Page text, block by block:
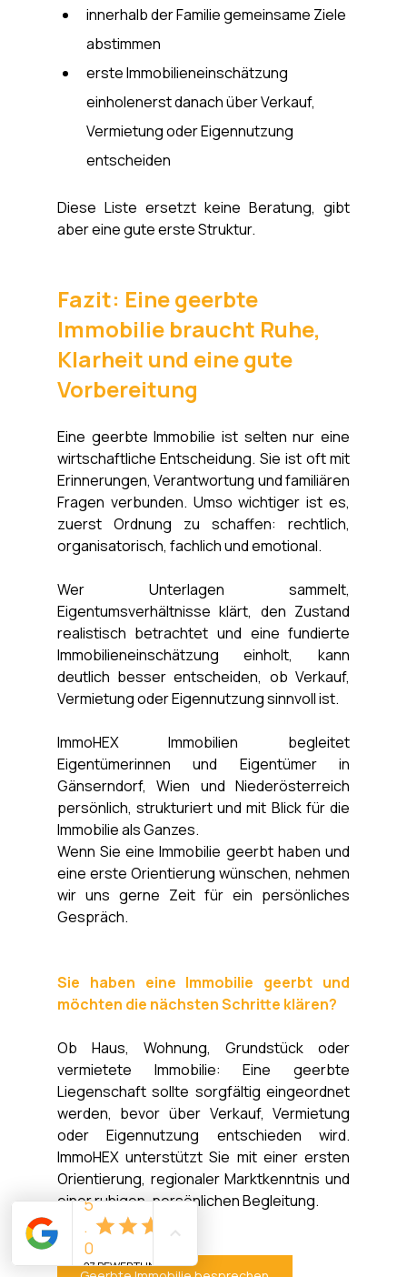
innerhalb der Familie gemeinsame Ziele
abstimmen
erste Immobilieneinschätzung
einholenerst danach über Verkauf,
Vermietung oder Eigennutzung
entscheiden
Diese Liste ersetzt keine Beratung, gibt
aber eine gute erste Struktur.
Fazit: Eine geerbte
Immobilie braucht Ruhe,
Klarheit und eine gute
Vorbereitung
Eine geerbte Immobilie ist selten nur eine
wirtschaftliche Entscheidung. Sie ist oft mit
Erinnerungen, Verantwortung und familiären
Fragen verbunden. Umso wichtiger ist es,
zuerst Ordnung zu schaffen: rechtlich,
organisatorisch, fachlich und emotional.
Wer Unterlagen sammelt,
Eigentumsverhältnisse klärt, den Zustand
realistisch betrachtet und eine fundierte
Immobilieneinschätzung einholt, kann
deutlich besser entscheiden, ob Verkauf,
Vermietung oder Eigennutzung sinnvoll ist.
ImmoHEX Immobilien begleitet
Eigentümerinnen und Eigentümer in
Gänserndorf, Wien und Niederösterreich
persönlich, strukturiert und mit Blick für die
Immobilie als Ganzes.
Wenn Sie eine Immobilie geerbt haben und
eine erste Orientierung wünschen, nehmen
wir uns gerne Zeit für ein persönliches
Gespräch.
Sie haben eine Immobilie geerbt und
möchten die nächsten Schritte klären?
Ob Haus, Wohnung, Grundstück oder
vermietete Immobilie: Eine geerbte
Liegenschaft sollte sorgfältig eingeordnet
werden, bevor über Verkauf, Vermietung
oder Eigennutzung entschieden wird.
ImmoHEX unterstützt Sie mit einer ersten
Orientierung, regionaler Marktkenntnis und
einer ruhigen, persönlichen Begleitung.